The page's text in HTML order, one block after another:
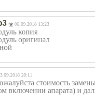
06.09.2018 13:23
копия
оригинал
20:11
стоимость
включении апарата) и